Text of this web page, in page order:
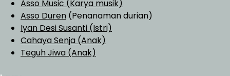
Asso Music (Karya musik)
Asso Duren (Penanaman durian)
Iyan Desi Susanti (Istri)
Cahaya Senja (Anak)
Teguh Jiwa (Anak)